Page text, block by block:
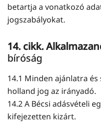
betartja a vonatkozó
jogszabályokat.
14. cikk.
bíróság
14.1 Minden ajánlatra
holland jog az irányadó.
14.2 A Bécsi adásvételi
kifejezetten kizárt.